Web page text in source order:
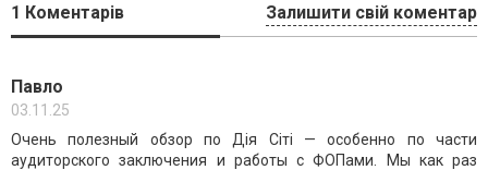
1 Коментарів Залишити свій коментар
Павло
03.11.25
Очень полезный обзор по Дія Сіті — особенно по части
аудиторского заключения и работы с ФОПами. Мы как раз